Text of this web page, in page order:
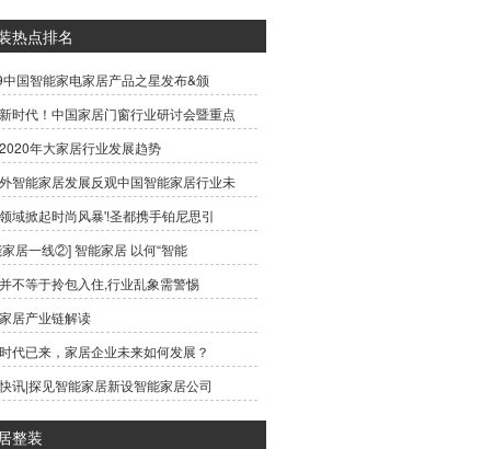
热点排名
国智能家电家居产品之星发布&颁
时代！中国家居门窗行业研讨会暨重点
年大家居行业发展趋势
智能家居发展反观中国智能家居行业未
域掀起时尚风暴'!圣都携手铂尼思引
居一线②] 智能家居 以何“智能
不等于拎包入住,行业乱象需警惕
居产业链解读
代已来，家居企业未来如何发展？
讯|探见智能家居新设智能家居公司
整装